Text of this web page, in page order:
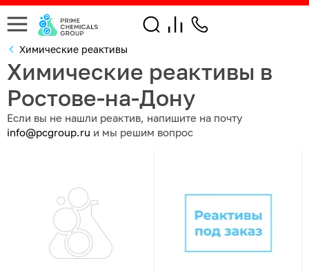
Химические реактивы
Химические реактивы в
Ростове-на-Дону
Если вы не нашли реактив, напишите на почту
info@pcgroup.ru и мы решим вопрос